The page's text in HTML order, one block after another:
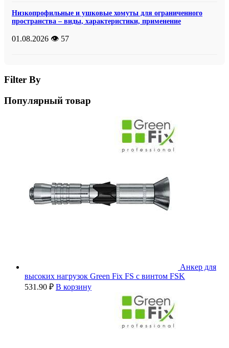
Низкопрофильные и ушковые хомуты для ограниченного
пространства – виды, характеристики, применение
01.08.2026 👁️ 57
Filter By
Популярный товар
Анкер для
высоких нагрузок Green Fix FS с винтом FSK
531.90 ₽ В корзину